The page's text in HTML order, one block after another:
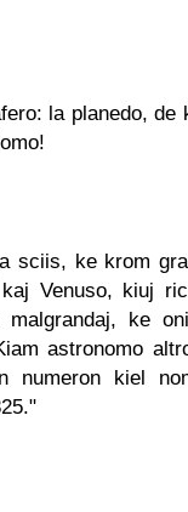
la planedo, de
sciis, ke krom
Venuso, kiuj
malgrandaj, ke
astronomo
kiel